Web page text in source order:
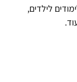
לילדים,